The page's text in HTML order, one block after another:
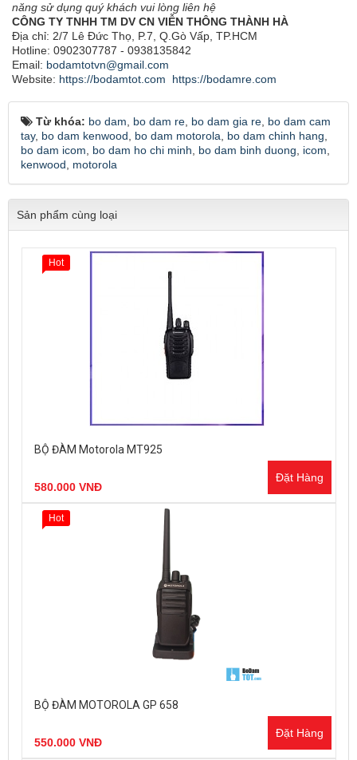
năng sử dụng quý khách vui lòng liên hệ
CÔNG TY TNHH TM DV CN VIỄN THÔNG THÀNH HÀ
Địa chỉ: 2/7 Lê Đức Thọ, P.7, Q.Gò Vấp, TP.HCM
Hotline: 0902307787 - 0938135842
Email: bodamtotvn@gmail.com
Website: https://bodamtot.com https://bodamre.com
Từ khóa: bo dam bo dam re bo dam gia re bo dam cam
tay, bo dam kenwood bo dam motorola bo dam chinh hang
bo dam icom
bo dam ho chi minh bo dam binh duong icom
kenwood
motorola
Sản phẩm cùng loại
BỘ ĐÀM Motorola MT925
580.000 VNĐ
Đặt Hàng
Hot
BỘ ĐÀM MOTOROLA GP 658
550.000 VNĐ
Đặt Hàng
Hot